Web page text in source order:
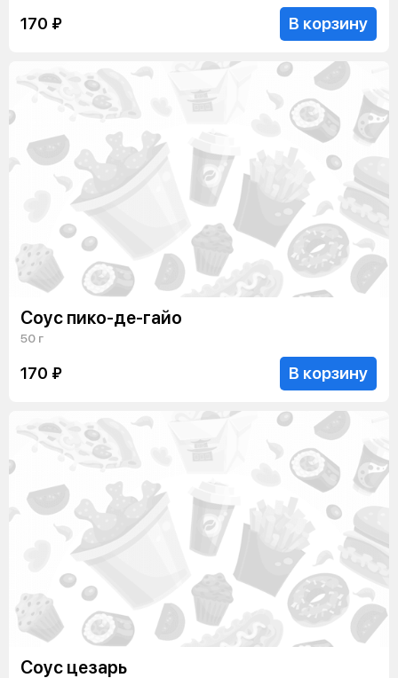
170 ₽ В корзину
Соус пико-де-гайо
50 г
170 ₽ В корзину
Соус цезарь